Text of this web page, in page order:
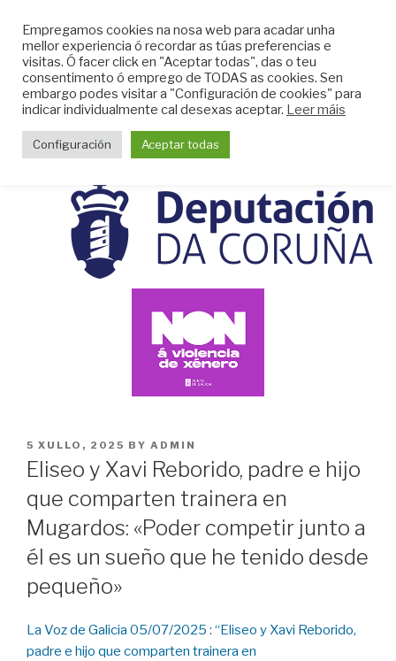
content
CLUB DO MAR DE
MUGARDOS
Web do Club do Mar de Mugardos
POSTED
ON
5 XULLO, 2025 BY ADMIN
Eliseo y Xavi Reborido, padre e hijo
que comparten trainera en
Mugardos: «Poder competir junto a
él es un sueño que he tenido desde
pequeño»
La Voz de Galicia 05/07/2025 : “Eliseo y Xavi Reborido,
padre e hijo que comparten trainera en
Empregamos cookies na nosa web para acadar unha
mellor experiencia ó recordar as túas preferencias e
visitas. Ó facer click en "Aceptar todas", das o teu
consentimento ó emprego de TODAS as cookies. Sen
embargo podes visitar a "Configuración de cookies" para
indicar individualmente cal desexas aceptar. Leer máis
Configuración Aceptar todas